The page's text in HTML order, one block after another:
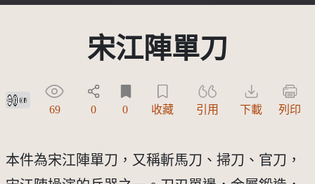
宋江陣單刀
創用CC姓名標示 3.0 台灣及其後版本(CC BY 3.0 TW +)
69 0 0 收藏 引用 下載 列印
本件為宋江陣單刀，又稱斬馬刀、掃刀、官刀，